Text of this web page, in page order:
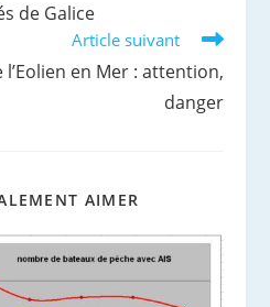
de Galice
Article suivant
en Mer : attention,
danger
AIMER